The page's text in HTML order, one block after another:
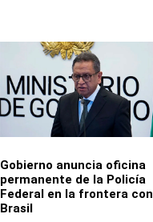
Gobierno anuncia oficina
permanente de la Policía
Federal en la frontera con
Brasil